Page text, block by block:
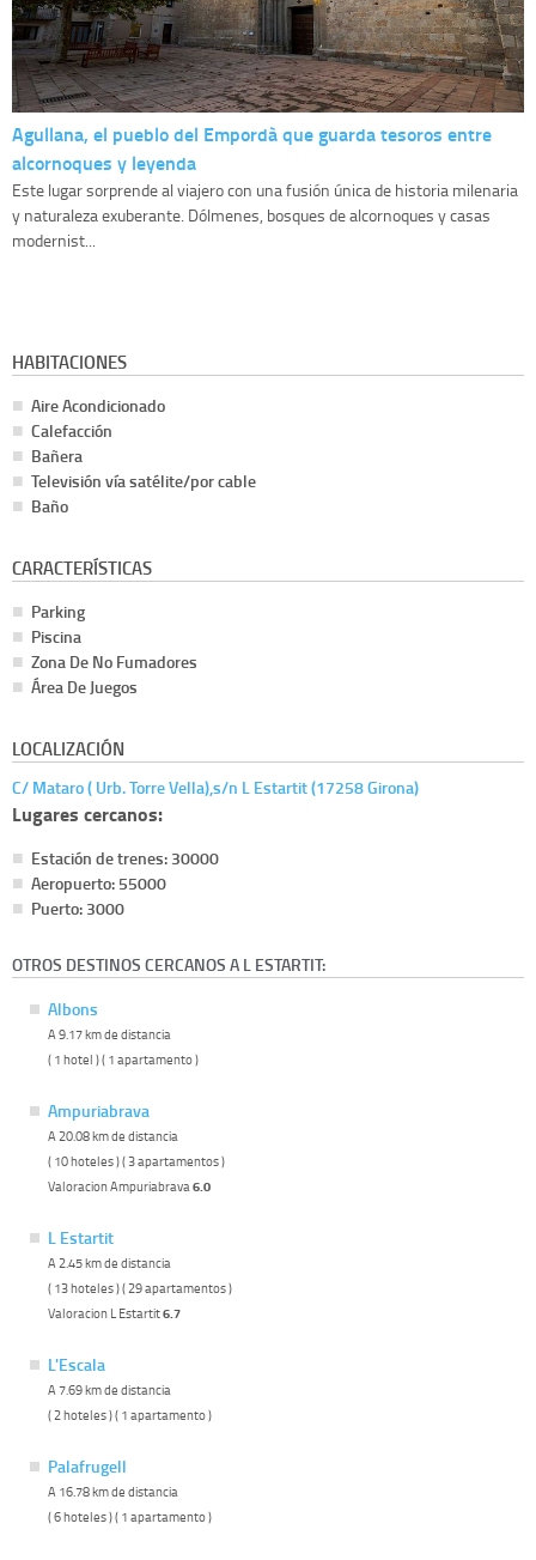
Agullana, el pueblo del Empordà que guarda tesoros entre
alcornoques y leyenda
Este lugar sorprende al viajero con una fusión única de historia milenaria
y naturaleza exuberante. Dólmenes, bosques de alcornoques y casas
modernist...
HABITACIONES
Aire Acondicionado
Calefacción
Bañera
Televisión vía satélite/por cable
Baño
CARACTERÍSTICAS
Parking
Piscina
Zona De No Fumadores
Área De Juegos
LOCALIZACIÓN
C/ Mataro ( Urb. Torre Vella),s/n L Estartit (17258 Girona)
Lugares cercanos:
Estación de trenes: 30000
Aeropuerto: 55000
Puerto: 3000
OTROS DESTINOS CERCANOS A L ESTARTIT:
Albons
A 9.17 km de distancia
( 1 hotel ) ( 1 apartamento )
Ampuriabrava
A 20.08 km de distancia
( 10 hoteles ) ( 3 apartamentos )
Valoracion Ampuriabrava 6.0
L Estartit
A 2.45 km de distancia
( 13 hoteles ) ( 29 apartamentos )
Valoracion L Estartit6.7
L'Escala
A 7.69 km de distancia
( 2 hoteles ) ( 1 apartamento )
Palafrugell
A 16.78 km de distancia
( 6 hoteles ) ( 1 apartamento )